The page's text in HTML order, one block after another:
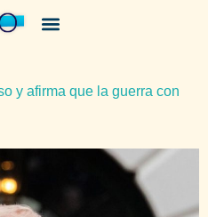
y afirma que la guerra con